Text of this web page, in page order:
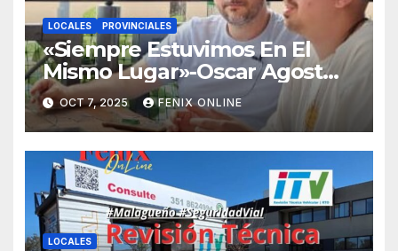
LOCALES PROVINCIALES
«Siempre Estuvimos En El
Mismo Lugar»-Oscar Agost
Carreño-
OCT 7, 2025 FENIX ONLINE
LOCALES